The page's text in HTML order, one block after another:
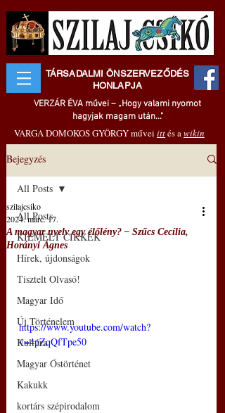
TÁRSADALMI ÖNSZERVEZŐDÉS
HONLAPJA
VERZÁR ÉVA művei – „Hogy valami nyomot
hagyjak magam után..."
VARGA DOMOKOS GYÖRGY művei ittés awikin
Bejegyzés
All Posts
KIEMELT CIKKEK
Hírek, újdonságok
Tisztelt Olvasó!
Magyar Idő
Új Történelem
Kultúra
Magyar Őstörténet
Kakukk
kortárs szépirodalom
All Posts
A magyar nyelv egy élőlény? – Szűcs Cecília,
Horányi Ágnes
szilajcsiko
2024. márc. 17.
https://www.youtube.com/watch?
v=4pZqQfTpe50